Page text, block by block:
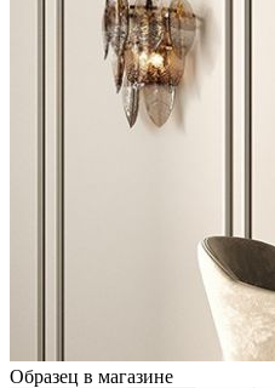
Образец в магазине